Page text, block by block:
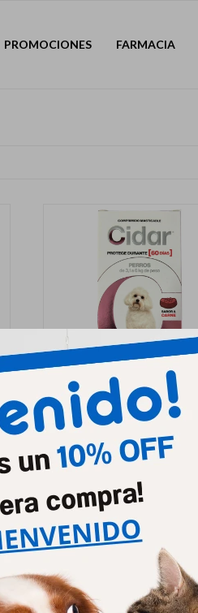
PROMOCIONES FARMACIA
Cidar Perros 3.1 - 6 Kg
$440